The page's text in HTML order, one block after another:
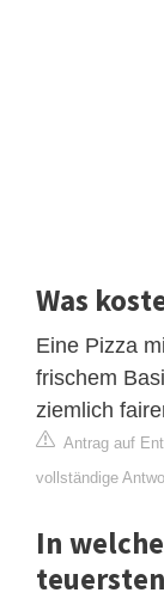
Was
Eine Pizza
frischem
ziemlich
Antrag auf
vollständige
In